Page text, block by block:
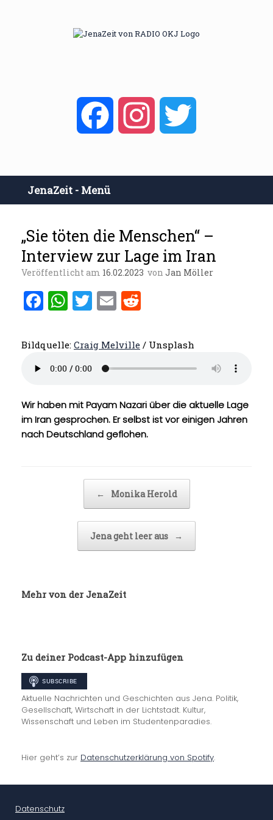
Facebook Instagram
JenaZeit - Menü
„Sie töten die Menschen“ –
Interview zur Lage im Iran
Veröffentlicht am 16.02.2023 von Jan Möller
F
ce
b
o
o
k
W
at
s
A
p
p
T
it
te
E
ai d
t
Bildquelle: Craig Melville / Unsplash
Wir haben mit Payam Nazari über die aktuelle Lage
im Iran gesprochen. Er selbst ist vor einigen Jahren
nach Deutschland geflohen.
← Monika Herold
Jena geht leer aus →
Mehr von der JenaZeit
Zu deiner Podcast-App hinzufügen
Aktuelle Nachrichten und Geschichten aus Jena. Politik,
Gesellschaft, Wirtschaft in der Lichtstadt. Kultur,
Wissenschaft und Leben im Studentenparadies.
Hier geht’s zur Datenschutzerklärung von Spotify.
Datenschutz